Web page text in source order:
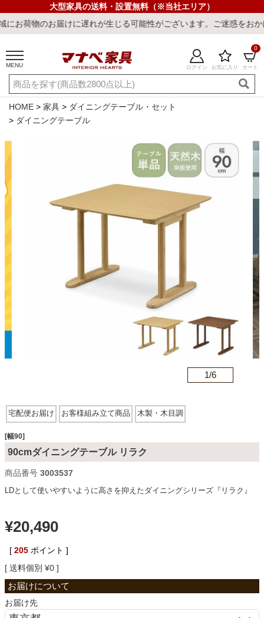
大型家具の送料・設置無料（※当社エリア）
届けに遅れが生じる可能性がございます。ご迷惑をおかけしまして
MENU ログイン お気に入り カート
0
ご利用ガイド 新規会員登録
店舗一覧 閲覧履歴
よくある質問
ダイニングテーブル・セット
椅子・チェア
ベッド
収納家具
HOME 家具
ダイニングテーブル・セット
ダイニングテーブル
1/6
宅配便お届け お客様組み立て商品 木製・木目調
[幅90]
90cmダイニングテーブル リラク
商品番号 3003537
LDとして使いやすいように高さを抑えたダイニングシリーズ『リラク』
¥20,490
[ 205 ポイント ]
送料個別 ¥0
お届け先